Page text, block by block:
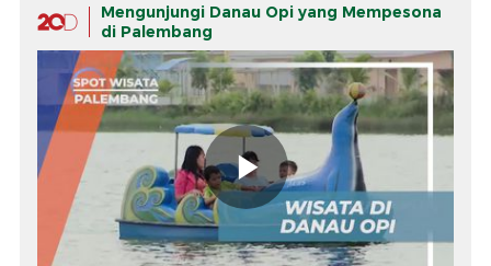
Mengunjungi Danau Opi yang Mempesona
di Palembang